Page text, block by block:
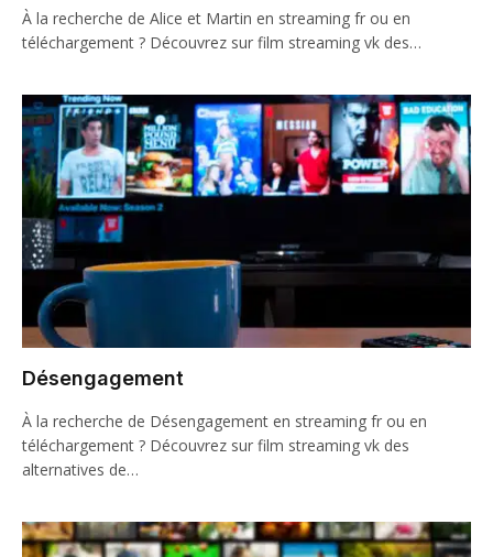
À la recherche de Alice et Martin en streaming fr ou en
téléchargement ? Découvrez sur film streaming vk des…
Désengagement
À la recherche de Désengagement en streaming fr ou en
téléchargement ? Découvrez sur film streaming vk des
alternatives de…